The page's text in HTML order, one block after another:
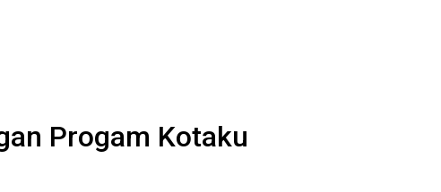
Progam Kotaku